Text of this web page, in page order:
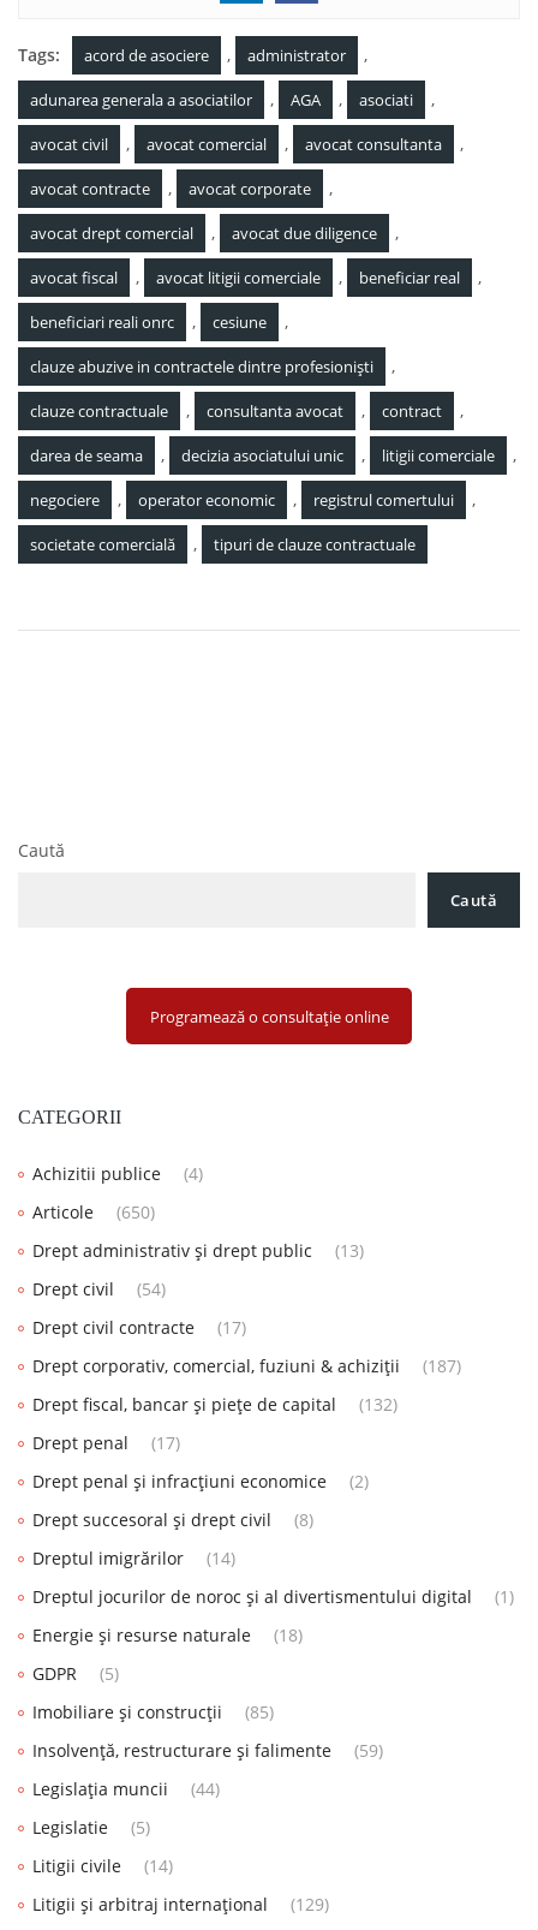
Tags: acord de asociere , administrator ,
adunarea generala a asociatilor , AGA , asociati ,
avocat civil , avocat comercial , avocat consultanta ,
avocat contracte , avocat corporate ,
avocat drept comercial , avocat due diligence ,
avocat fiscal , avocat litigii comerciale , beneficiar real ,
beneficiari reali onrc , cesiune ,
clauze abuzive in contractele dintre profesioniști ,
clauze contractuale , consultanta avocat , contract ,
darea de seama , decizia asociatului unic , litigii comerciale ,
negociere , operator economic , registrul comertului ,
societate comercială , tipuri de clauze contractuale
Caută
Caută
Programează o consultație online
CATEGORII
Achizitii publice
(4)
Articole
(650)
Drept administrativ și drept public
(13)
Drept civil
(54)
Drept civil contracte
(17)
Drept corporativ, comercial, fuziuni & achiziții
(187)
Drept fiscal, bancar și piețe de capital
(132)
Drept penal
(17)
Drept penal și infracțiuni economice
(2)
Drept succesoral și drept civil
(8)
Dreptul imigrărilor
(14)
Dreptul jocurilor de noroc și al divertismentului digital
(1)
Energie și resurse naturale
(18)
GDPR
(5)
Imobiliare și construcții
(85)
Insolvență, restructurare și falimente
(59)
Legislația muncii
(44)
Legislatie
(5)
Litigii civile
(14)
Litigii și arbitraj internațional
(129)